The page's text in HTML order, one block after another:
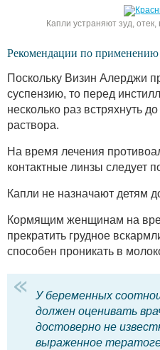
Капли устраняют зуд,
Рекомендации по применению
Поскольку Визин Алерджи
суспензию, то перед
несколько раз встряхнуть
раствора.
На время лечения
контактные линзы следует
Капли не назначают детям
Кормящим женщинам на
прекратить грудное
способен проникать в
У беременных
должен оценивать
достоверно не
выраженное